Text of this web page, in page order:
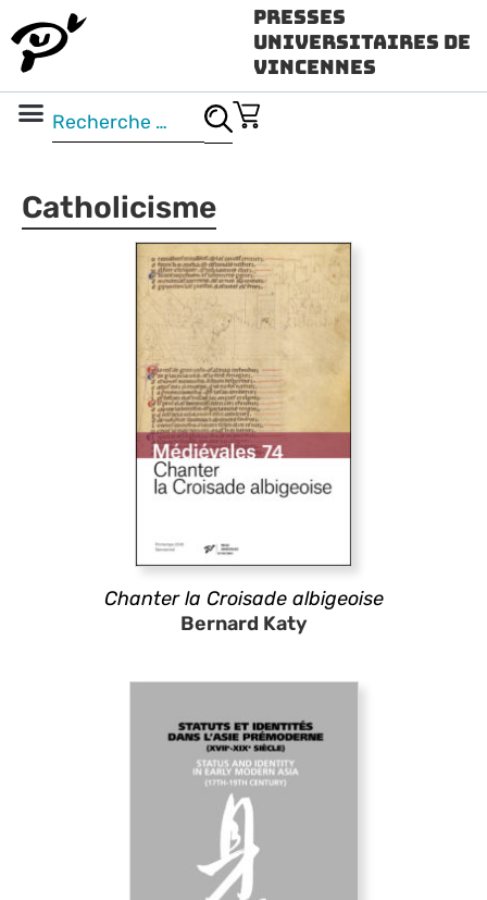
Presses
Universitaires de
Vincennes
Catholicisme
Chanter la Croisade albigeoise
Bernard Katy